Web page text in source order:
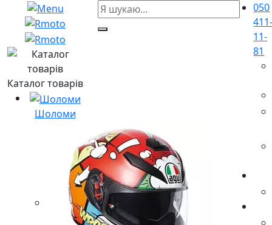
Каталог товарів
Шоломи
050
11-
81